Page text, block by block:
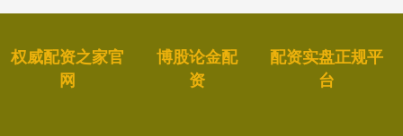
权威配资之家官
网
博股论金配
资
配资实盘正规平
台